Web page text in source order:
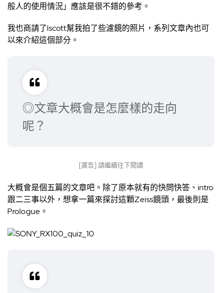
般人的使用情況」應該是很不錯的參考。
我也商請了lscott幫我拍了些濾鏡的照片，系列文章內也可
以來介紹這個部分。
◎文章大概會是怎麼樣的走向
呢？
[廣告] 請繼續往下閱讀
大概會是個五篇的文章吧。除了原本就有的快問快答、intro
跟二三事以外，想拿一篇來探討這顆Zeiss鏡頭，最後則是
Prologue。